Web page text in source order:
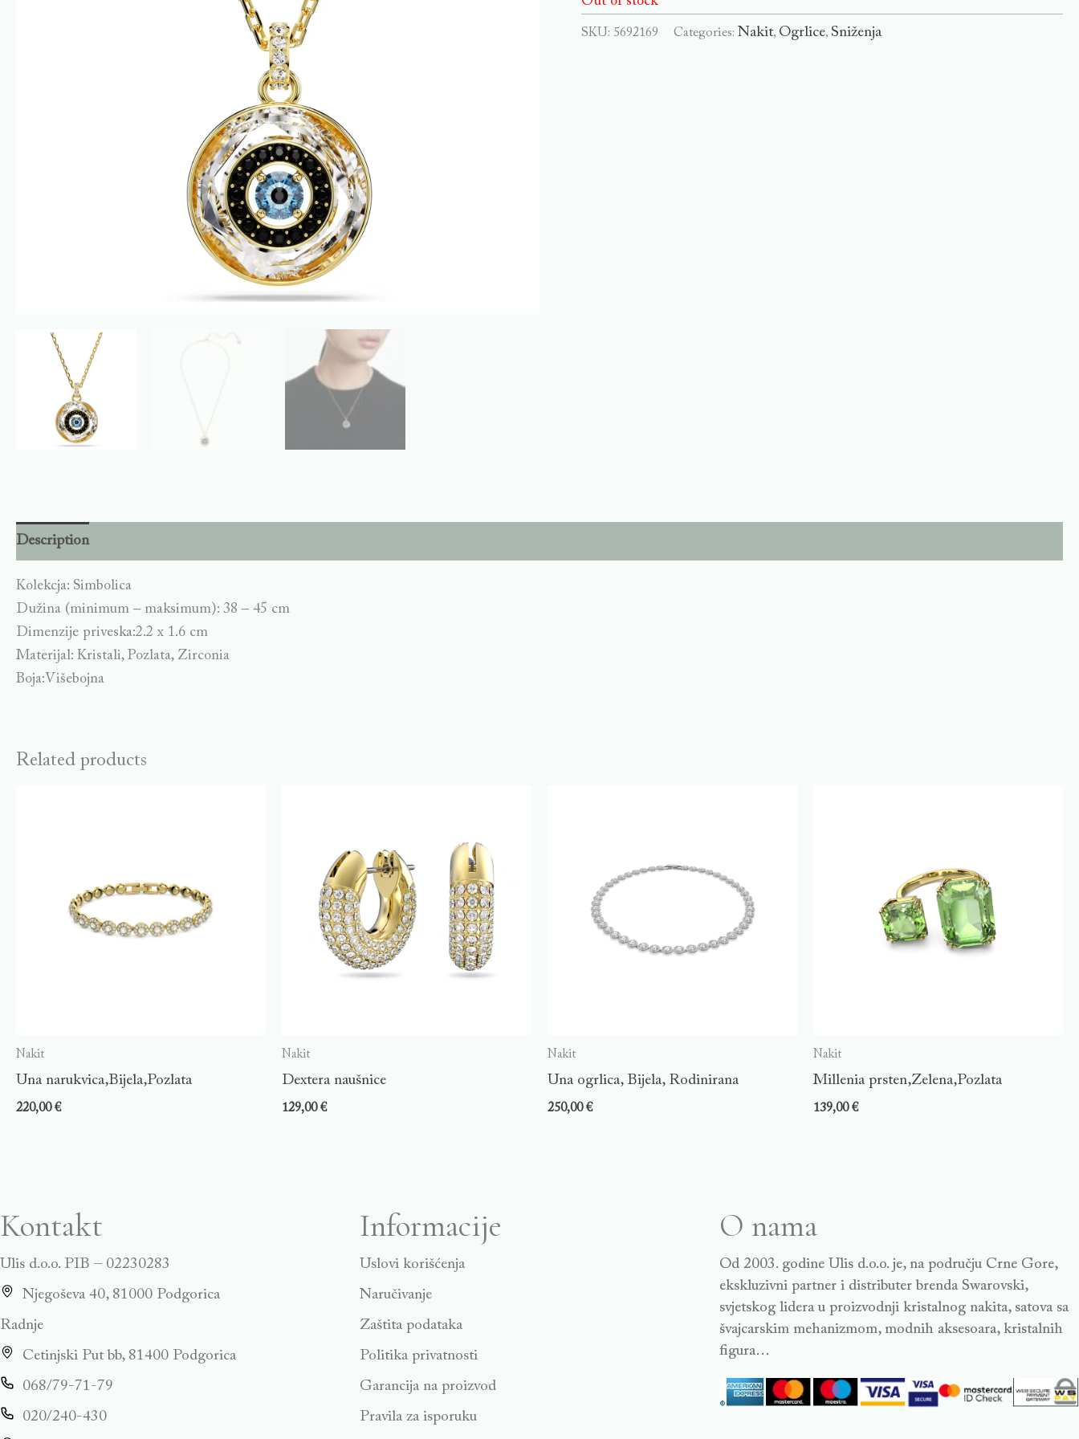
SKU: 5692169 Categories:Nakit, Ogrlice, Sniženja
Description
Kolekcja: Simbolica
Dužina (minimum – maksimum): 38 – 45 cm
Dimenzije priveska:2.2 x 1.6 cm
Materijal: Kristali, Pozlata, Zirconia
Boja:Višebojna
Related products
Nakit
Una narukvica,Bijela,Pozlata
220,00€
Nakit
Dextera naušnice
129,00€
Nakit
Una ogrlica, Bijela, Rodinirana
250,00€
Nakit
Millenia prsten,Zelena,Pozlata
139,00€
Kontakt
Ulis d.o.o. PIB – 02230283
Njegoševa 40, 81000 Podgorica
Radnje
Cetinjski Put bb, 81400 Podgorica
068/79-71-79
020/240-430
Informacije
Uslovi korišćenja
Naručivanje
Zaštita podataka
Politika privatnosti
Garancija na proizvod
Pravila za isporuku
O nama
Od 2003. godine Ulis d.o.o. je, na području Crne Gore,
ekskluzivni partner i distributer brenda Swarovski,
svjetskog lidera u proizvodnji kristalnog nakita, satova sa
švajcarskim mehanizmom, modnih aksesoara, kristalnih
figura…